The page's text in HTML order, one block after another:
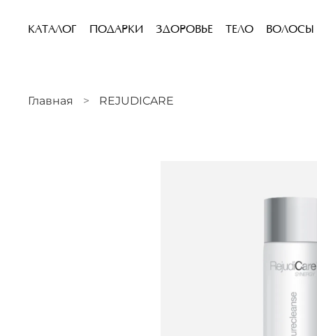
КАТАЛОГ ПОДАРКИ ЗДОРОВЬЕ ТЕЛО ВОЛОСЫ
Главная REJUDICARE